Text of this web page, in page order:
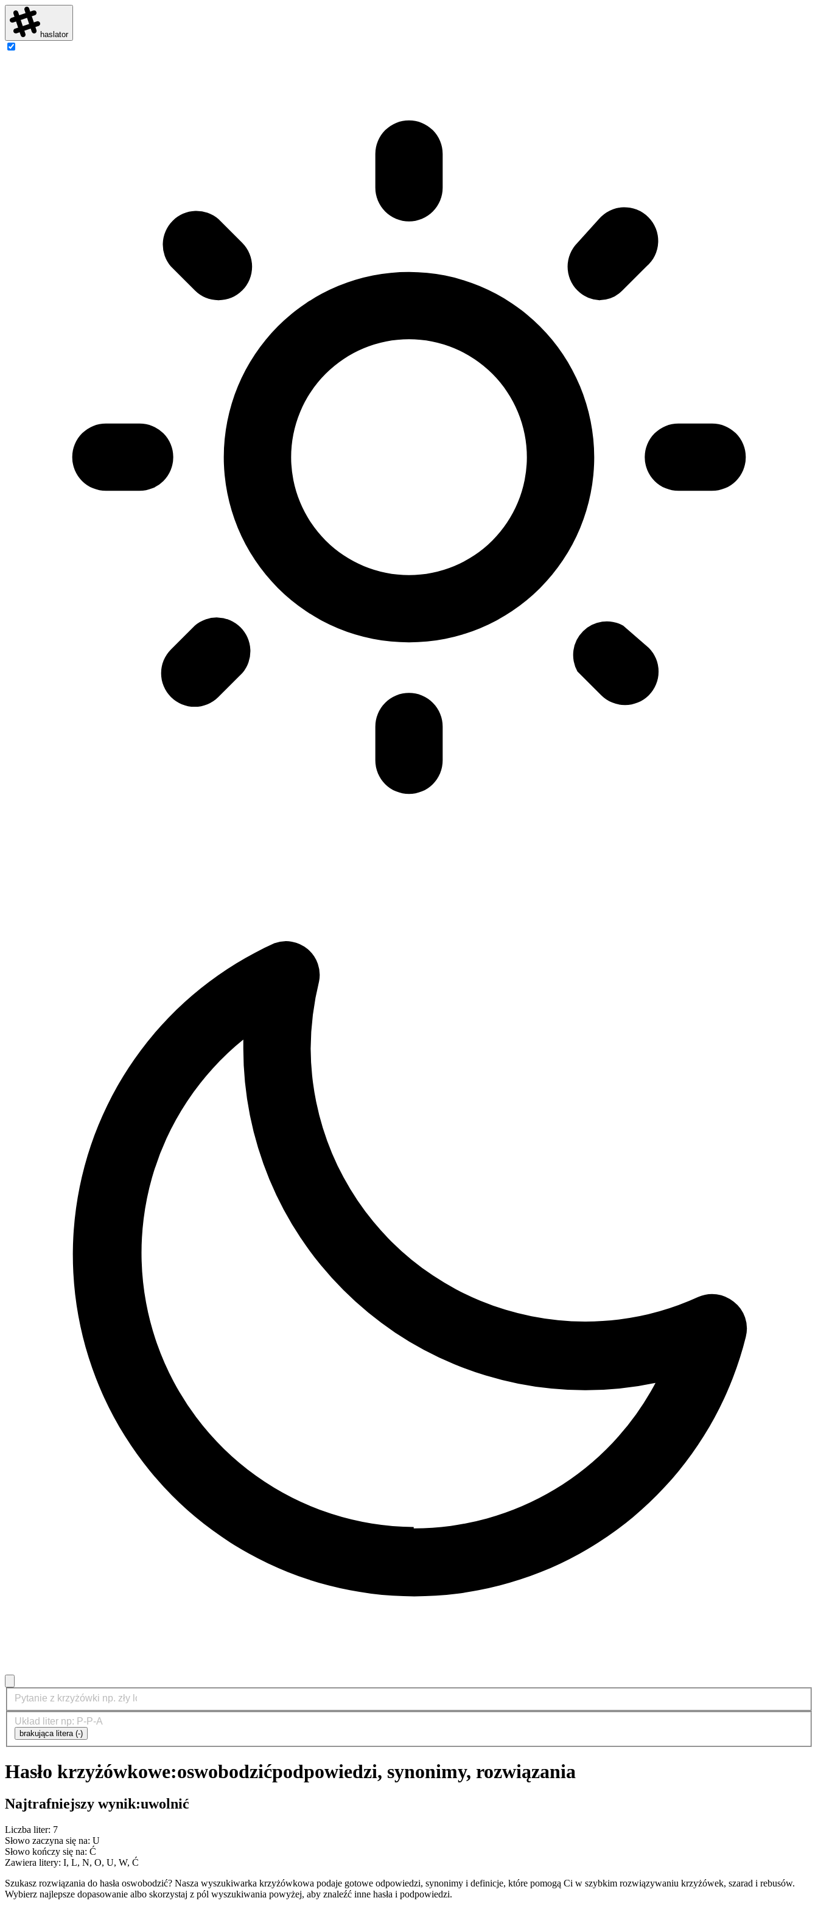
haslator
brakująca litera (-)
Hasło krzyżówkowe:oswobodzićpodpowiedzi, synonimy, rozwiązania
Najtrafniejszy wynik:uwolnić
Liczba liter: 7
Słowo zaczyna się na: U
Słowo kończy się na: Ć
Zawiera litery: I, L, N, O, U, W, Ć
Szukasz rozwiązania do hasła oswobodzić? Nasza wyszukiwarka krzyżówkowa podaje gotowe odpowiedzi, synonimy i definicje, które pomogą Ci w szybkim rozwiązywaniu krzyżówek, szarad i rebusów.
Wybierz najlepsze dopasowanie albo skorzystaj z pól wyszukiwania powyżej, aby znaleźć inne hasła i podpowiedzi.